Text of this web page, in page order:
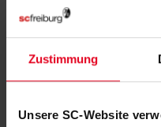
Zustimmung
Unsere SC-Website
Sichere dir jetzt die SC Freiburg
in jedem Spiel!
HERSTELLERANGABEN
KUNDENBEWERTUNGEN (8)